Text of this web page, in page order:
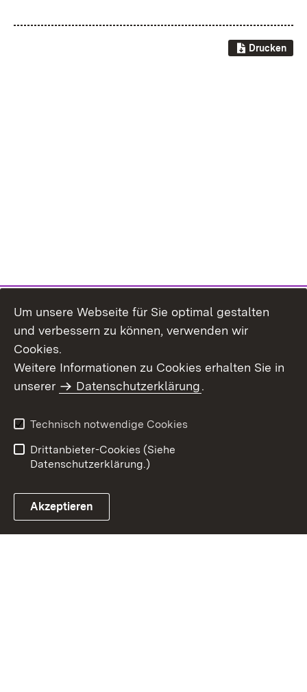
Drucken
Um unsere Webseite für Sie optimal gestalten
und verbessern zu können, verwenden wir
Cookies.
Weitere Informationen zu Cookies erhalten Sie in
unserer
Datenschutzerklärung.
Technisch notwendige Cookies
Drittanbieter-Cookies (Siehe
Datenschutzerklärung.)
Akzeptieren